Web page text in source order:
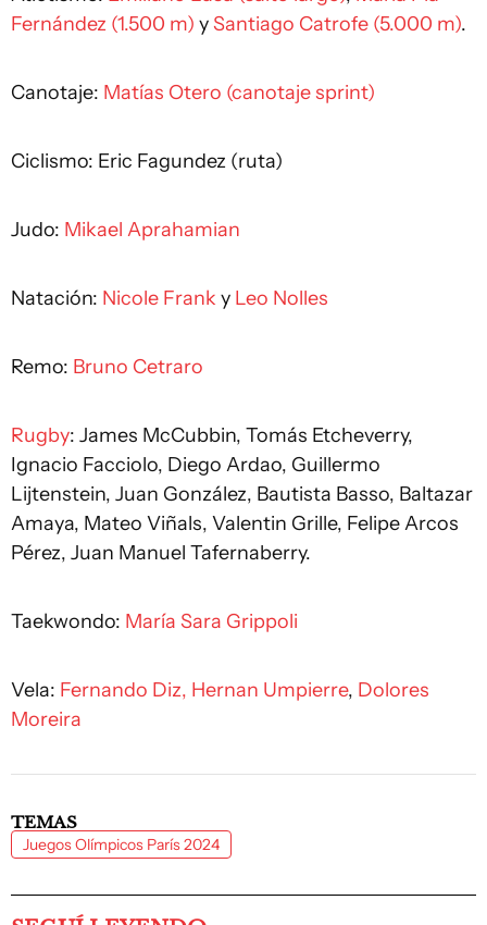
Fernández (1.500 m) ySantiago Catrofe (5.000 m).
Canotaje: Matías Otero (canotaje sprint)
Ciclismo: Eric Fagundez (ruta)
Judo: Mikael Aprahamian
Natación: Nicole Frank y Leo Nolles
Remo: Bruno Cetraro
Rugby: James McCubbin, Tomás Etcheverry,
Ignacio Facciolo, Diego Ardao, Guillermo
Lijtenstein, Juan González, Bautista Basso, Baltazar
Amaya, Mateo Viñals, Valentin Grille, Felipe Arcos
Pérez, Juan Manuel Tafernaberry.
Taekwondo: María Sara Grippoli
Vela: Fernando Diz, Hernan Umpierre, Dolores
Moreira
TEMAS
Juegos Olímpicos París 2024